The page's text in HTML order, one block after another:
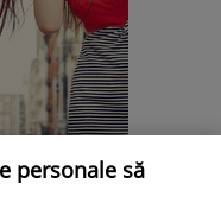
personale să